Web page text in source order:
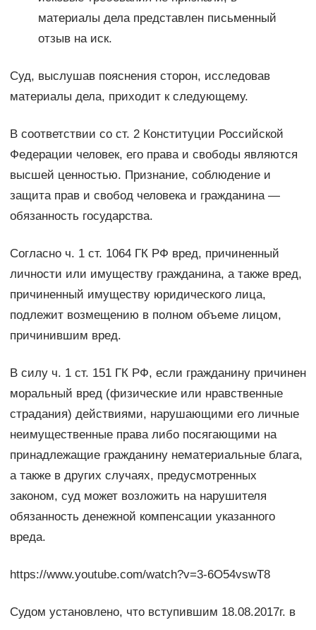
материалы дела представлен письменный
отзыв на иск.
Суд, выслушав пояснения сторон, исследовав
материалы дела, приходит к следующему.
В соответствии со ст. 2 Конституции Российской
Федерации человек, его права и свободы являются
высшей ценностью. Признание, соблюдение и
защита прав и свобод человека и гражданина —
обязанность государства.
Согласно ч. 1 ст. 1064 ГК РФ вред, причиненный
личности или имуществу гражданина, а также вред,
причиненный имуществу юридического лица,
подлежит возмещению в полном объеме лицом,
причинившим вред.
В силу ч. 1 ст. 151 ГК РФ, если гражданину причинен
моральный вред (физические или нравственные
страдания) действиями, нарушающими его личные
неимущественные права либо посягающими на
принадлежащие гражданину нематериальные блага,
а также в других случаях, предусмотренных
законом, суд может возложить на нарушителя
обязанность денежной компенсации указанного
вреда.
https://www.youtube.com/watch?v=3-6O54vswT8
Судом установлено, что вступившим 18.08.2017г. в